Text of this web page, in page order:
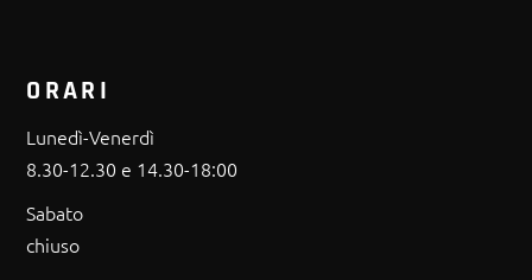
ORARI
Lunedì-Venerdì
8.30-12.30 e 14.30-18:00
Sabato
chiuso